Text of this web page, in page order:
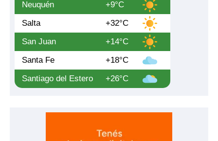
Neuquén
+9°C
Salta
+32°C
San Juan
+14°C
Santa Fe
+18°C
Santiago del Estero
+26°C